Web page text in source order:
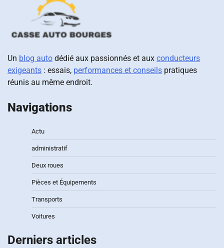
Un blog auto dédié aux passionnés et aux conducteurs
exigeants : essais, performances et conseils pratiques
réunis au même endroit.
Navigations
Actu
administratif
Deux roues
Pièces et Équipements
Transports
Voitures
Derniers articles